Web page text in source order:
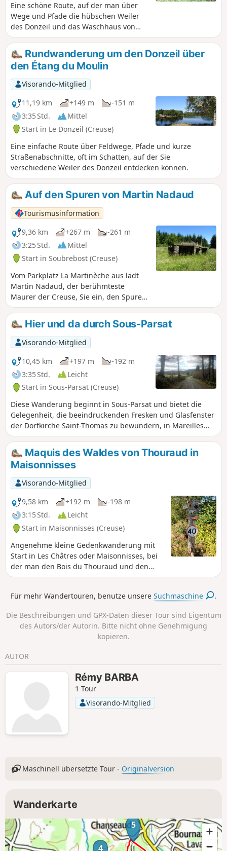
Eine schöne Route, auf der man über
Wege und Pfade die hübschen Weiler
des Donzeil und das Waschhaus von
Champagne entdecken kann.
Rundwanderung um den Donzeil über
den Étang du Moulin
Visorando-Mitglied
11,19 km
+149 m
-151 m
3:35 Std.
Mittel
Start in Le Donzeil (Creuse)
Eine einfache Route über Feldwege, Pfade und kurze
Straßenabschnitte, oft im Schatten, auf der Sie
verschiedene Weiler des Donzeil entdecken können.
Auf den Spuren von Martin Nadaud
Tourismusinformation
9,36 km
+267 m
-261 m
3:25 Std.
Mittel
Start in Soubrebost (Creuse)
Vom Parkplatz La Martinèche aus lädt
Martin Nadaud, der berühmteste
Maurer der Creuse, Sie ein, den Spuren
seiner Kindheit zu folgen, um in einem
halben Tag das bauliche und natürliche
Erbe der Gemeinde Soubrebost zu
entdecken.
Hier und da durch Sous-Parsat
Visorando-Mitglied
10,45 km
+197 m
-192 m
3:35 Std.
Leicht
Start in Sous-Parsat (Creuse)
Diese Wanderung beginnt in Sous-Parsat und bietet die
Gelegenheit, die beeindruckenden Fresken und Glasfenster
der Dorfkirche Saint-Thomas zu bewundern, in Mareilles
vor dem „zylindrischen” Brunnen mit seinem hübschen
Becken Halt zu machen und durch Unterholz oder
Heckenlandschaften zu wandern.
Maquis des Waldes von Thouraud in
Maisonnisses
Visorando-Mitglied
9,58 km
+192 m
-198 m
3:15 Std.
Leicht
Start in Maisonnisses (Creuse)
Angenehme kleine Gedenkwanderung mit
Start in Les Châtres oder Maisonnisses, bei
der man den Bois du Thouraud und den
Standort des ersten Maquis der Creuse
September 1943 verstorbenen Maquisards,
in der Nähe ihrer Quelle, der Pierre Fade.
Für mehr Wandertouren, benutze unsereSuchmaschine .
Die Beschreibungen und GPX-Daten dieser Tour sind Eigentum
des Autors/der Autorin. Bitte nicht ohne Genehmigung
kopieren.
AUTOR
Rémy BARBA
1 Tour
Visorando-Mitglied
Maschinell übersetzte Tour - Originalversion
Wanderkarte
4
5